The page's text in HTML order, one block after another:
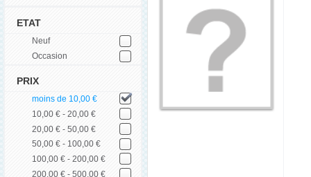
ETAT
Neuf
Occasion
PRIX
moins de 10,00 €
10,00 € - 20,00 €
20,00 € - 50,00 €
50,00 € - 100,00 €
100,00 € - 200,00 €
200,00 € - 500,00 €